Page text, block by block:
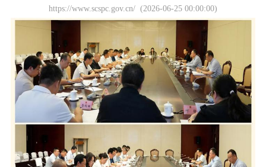
https://www.scspc.gov.cn/ (2026-06-25 00:00:00)